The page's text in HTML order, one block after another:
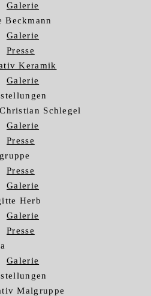
Galerie
Beckmann
Galerie
Presse
Keramik
Galerie
Schlegel
Galerie
Presse
Presse
Galerie
Herb
Galerie
Presse
Galerie
Malgruppe